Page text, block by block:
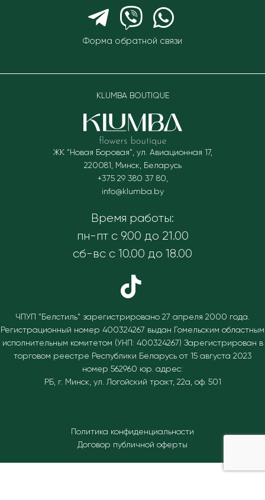
Форма обратной связи
KLUMBA BOUTIQUE
ЖК “Новая Боровая”, ул. Авиационная 17,
220081 Минск, Беларусь
+375 29 380 37 80
info@klumba.by
Время работы:
пн-пт с 9.00 до 21.00
сб-вс с 10.00 до 18.00
ЧПУП "Белстиль" зарегистрировано 27 апреля 2000 года.
Регистрационный номер 400324267 выдан Гомельским областным
исполнительным комитетом (УНП: 400324267) Зарегистрирован в
торговом реестре Республики Беларусь от 15 августа 2023
номер 562960 юр. адрес:
РБ, г. Минск, ул. Логойский тракт, 22а, оф. 501
Политика конфиденциальности
Договор публичной оферты